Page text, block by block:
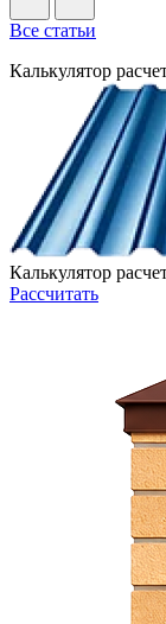
Все статьи
Калькулятор
Калькулятор
Рассчитать